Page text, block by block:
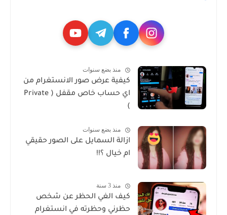
منذ بضع سنوات
كيفية عرض صور الانستغرام من
اي حساب خاص مقفل ( Private
)
منذ بضع سنوات
ازالة السمايل على الصور حقيقي
ام خيال ؟!!
منذ 3 سنة
كيف الغي الحظر عن شخص
حظرني وحظرته في انستغرام